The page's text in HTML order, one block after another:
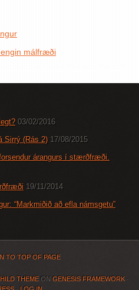
málfræði
03/02/2016
Sirrý (Rás 2) 17/08/2015
árangurs í stærðfræði.
19/11/2014
“Markmiðið að efla námsgetu”
TO TOP OF PAGE
THEMEONGENESIS FRAMEWORK·